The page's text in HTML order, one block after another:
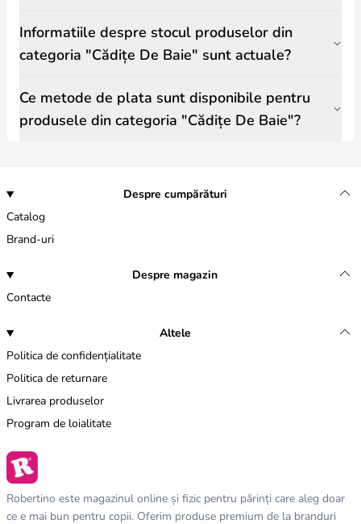
Informatiile despre stocul produselor din
categoria "Cădițe De Baie" sunt actuale?
Ce metode de plata sunt disponibile pentru
produsele din categoria "Cădițe De Baie"?
Despre cumpărături
Catalog
Brand-uri
Despre magazin
Contacte
Altele
Politica de confidențialitate
Politica de returnare
Livrarea produselor
Program de loialitate
Robertino este magazinul online și fizic pentru părinți care aleg doar
ce e mai bun pentru copii. Oferim produse premium de la branduri